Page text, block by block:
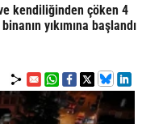
kendiliğinden çöken 4
yıkımına başlandı